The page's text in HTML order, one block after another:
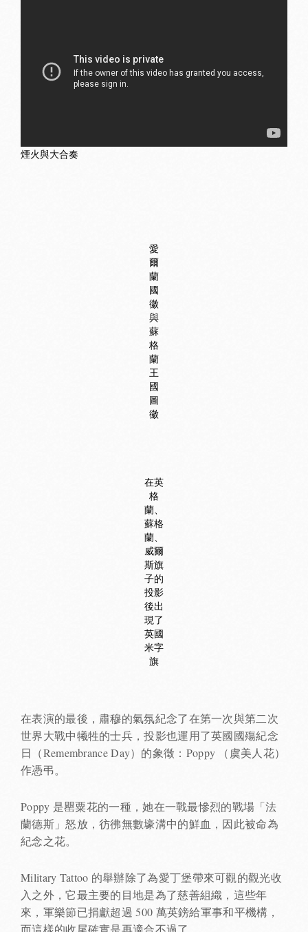
煙火與大合奏
愛
爾
蘭
國
徽
與
蘇
格
蘭
王
國
圖
徽
在英
格
蘭、
蘇格
蘭、
威爾
斯旗
子的
投影
後出
現了
英國
米字
旗
在表演的最後，肅穆的氣氛紀念了在第一次與第二次
世界大戰中犧牲的士兵，投影也運用了英國國殤紀念
日（Remembrance Day）的象徵：Poppy （虞美人花）
作憑弔。
Poppy 是罌粟花的一種，她在一戰最慘烈的戰場「法
蘭德斯」怒放，彷彿無數壕溝中的鮮血，因此被命為
紀念之花。
Military Tattoo 的舉辦除了為愛丁堡帶來可觀的觀光收
入之外，它最主要的目地是為了慈善組織，這些年
來，軍樂節已捐獻超過 500 萬英鎊給軍事和平機構，
而這樣的收尾確實是再適合不過了。